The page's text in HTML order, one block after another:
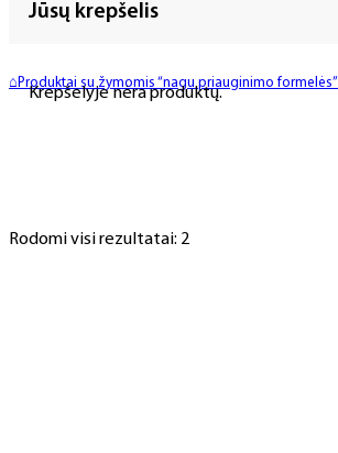
Jūsų krepšelis
Krepšelyje nėra produktų.
⌂ Produktai su žymomis “nagu priauginimo formelės”
Rodomi visi rezultatai: 2